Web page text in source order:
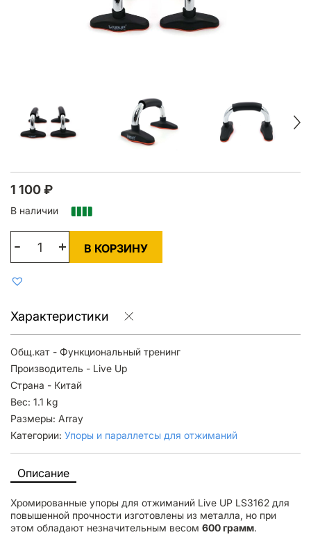
Описание
Хромированные упоры для отжиманий Live UP LS3162 для
повышенной прочности изготовлены из металла, но при
этом обладают незначительным весом 600 грамм.
1 100₽
В наличии
В КОРЗИНУ
Характеристики
Общ.кат - Функциональный тренинг
Производитель - Live Up
Страна - Китай
Вес: 1.1 kg
Размеры: Array
Категории: Упоры и параллетсы для отжиманий